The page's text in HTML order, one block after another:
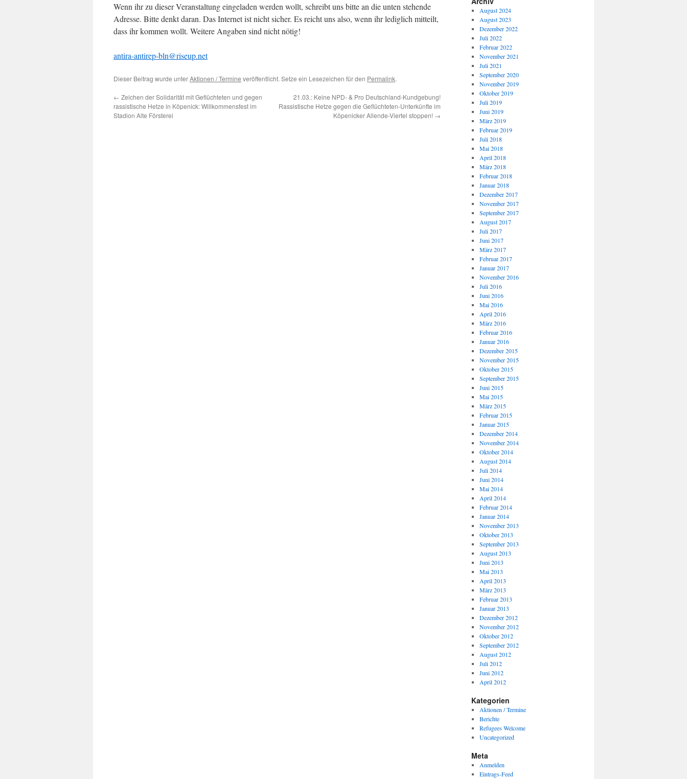
Wenn ihr zu dieser Veranstaltung eingeladen werden wollt, schreibt uns bitte an die unten stehende
Adresse. Bitte denkt daran. Das Internet ist nicht sicher. Es reicht uns also, wenn ihr lediglich mitteilt,
dass ihr kommen wollt. Weitere Angaben sind nicht nötig!
antira-antirep-bln@riseup.net
Dieser Beitrag wurde unterAktionen / Termine veröffentlicht. Setze ein Lesezeichen für den Permalink.
← Zeichen der Solidarität mit Geflüchteten und gegen
rassistische Hetze in Köpenick: Willkommensfest im
Stadion Alte Försterei
21.03.: Keine NPD- & Pro Deutschland-Kundgebung!
Rassistische Hetze gegen die Geflüchteten-Unterkünfte im
Köpenicker Allende-Viertel stoppen! →
August 2024
August 2023
Dezember 2022
Juli 2022
Februar 2022
November 2021
Juli 2021
September 2020
November 2019
Oktober 2019
Juli 2019
Juni 2019
März 2019
Februar 2019
Juli 2018
Mai 2018
April 2018
März 2018
Februar 2018
Januar 2018
Dezember 2017
November 2017
September 2017
August 2017
Juli 2017
Juni 2017
März 2017
Februar 2017
Januar 2017
November 2016
Juli 2016
Juni 2016
Mai 2016
April 2016
März 2016
Februar 2016
Januar 2016
Dezember 2015
November 2015
Oktober 2015
September 2015
Juni 2015
Mai 2015
März 2015
Februar 2015
Januar 2015
Dezember 2014
November 2014
Oktober 2014
August 2014
Juli 2014
Juni 2014
Mai 2014
April 2014
Februar 2014
Januar 2014
November 2013
Oktober 2013
September 2013
August 2013
Juni 2013
Mai 2013
April 2013
März 2013
Februar 2013
Januar 2013
Dezember 2012
November 2012
Oktober 2012
September 2012
August 2012
Juli 2012
Juni 2012
April 2012
Kategorien
Aktionen / Termine
Berichte
Refugees Welcome
Uncategorized
Meta
Anmelden
Eintrags-Feed